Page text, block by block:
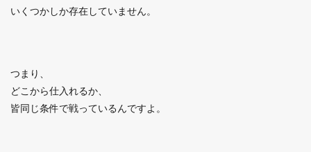
いくつかしか存在していません。
つまり、
どこから仕入れるか、
皆同じ条件で戦っているんですよ。